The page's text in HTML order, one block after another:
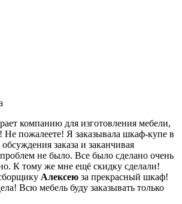
компанию для изготовления мебели,
пожалеете! Я заказывала шкаф-купе в
заказа и заканчивая
не было. Все было сделано очень
К тому же мне ещё скидку сделали!
Алексею за прекрасный шкаф!
Всю мебель буду заказывать только